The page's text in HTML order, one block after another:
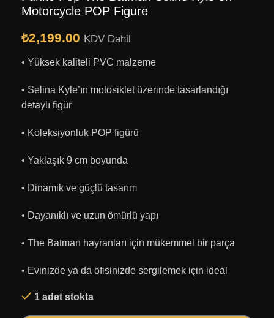
Motorcycle POP Figure
₺2,199.00 KDV Dahil
• Yüksek kaliteli PVC malzeme
• Selina Kyle’ın motosiklet üzerinde tasarlandığı
detaylı figür
• Koleksiyonluk POP figürü
• Yaklaşık 9 cm boyunda
• Dinamik ve güçlü tasarım
• Dayanıklı ve uzun ömürlü yapı
• The Batman hayranları için mükemmel bir parça
• Evinizde ya da ofisinizde sergilemek için ideal
1 adet stokta